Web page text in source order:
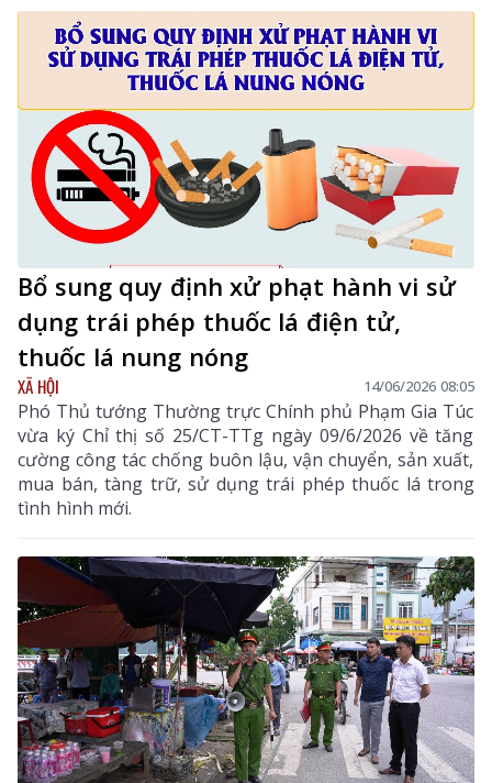
Bổ sung quy định xử phạt hành vi sử
dụng trái phép thuốc lá điện tử,
thuốc lá nung nóng
XÃ HỘI 14/06/2026 08:05
Phó Thủ tướng Thường trực Chính phủ Phạm Gia Túc
vừa ký Chỉ thị số 25/CT-TTg ngày 09/6/2026 về tăng
cường công tác chống buôn lậu, vận chuyển, sản xuất,
mua bán, tàng trữ, sử dụng trái phép thuốc lá trong
tình hình mới.